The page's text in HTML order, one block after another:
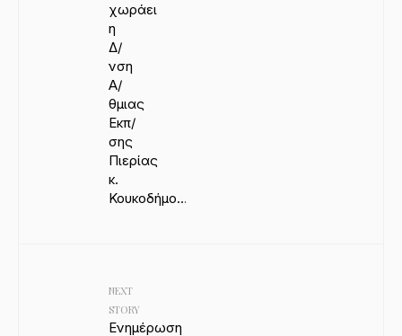
χωράει
η
Δ/
νση
Α/
θμιας
Εκπ/
σης
Πιερίας
κ.
Κουκοδήμο…
NEXT
STORY
Ενημέρωση